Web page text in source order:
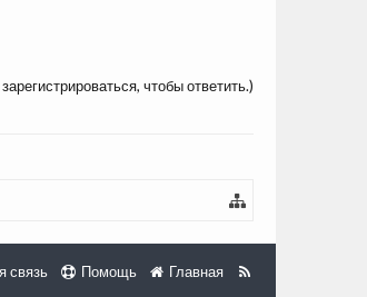
чтобы ответить.)
связь Помощь Главная